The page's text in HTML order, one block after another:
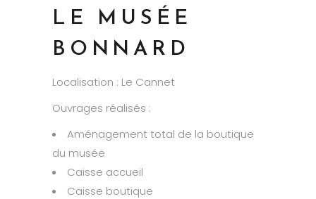
LE MUSÉE
BONNARD
Localisation : Le Cannet
Ouvrages réalisés :
Aménagement total de la boutique
du musée
Caisse accueil
Caisse boutique